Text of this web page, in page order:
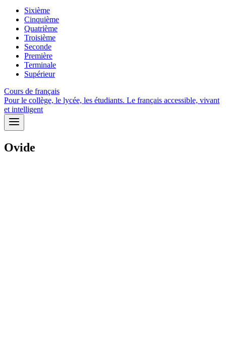
Sixième
Cinquième
Quatrième
Troisième
Seconde
Première
Terminale
Supérieur
Cours de français
Pour le collège, le lycée, les étudiants. Le français accessible, vivant
et intelligent
Ovide